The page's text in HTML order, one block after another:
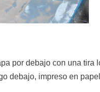
por debajo con una tira
debajo, impreso en